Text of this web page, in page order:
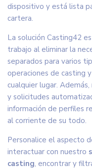
dispositivo y está lista
cartera.
La solución Casting42
trabajo al eliminar la
separados para varios
operaciones de casting
cualquier lugar.
y solicitudes
información de perfiles
al corriente de su todo.
Personalice el aspecto
interactuar con nuestro
casting, encontrar y